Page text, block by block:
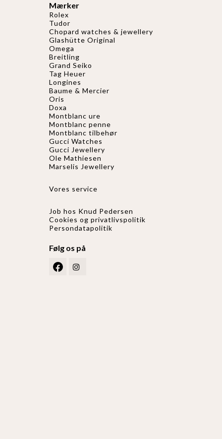
Mærker
Rolex
Tudor
Chopard watches & jewellery
Glashütte Original
Omega
Breitling
Grand Seiko
Tag Heuer
Longines
Baume & Mercier
Oris
Doxa
Montblanc ure
Montblanc penne
Montblanc tilbehør
Gucci Watches
Gucci Jewellery
Ole Mathiesen
Marselis Jewellery
Vores service
Job hos Knud Pedersen
Cookies og privatlivspolitik
Persondatapolitik
Følg os på